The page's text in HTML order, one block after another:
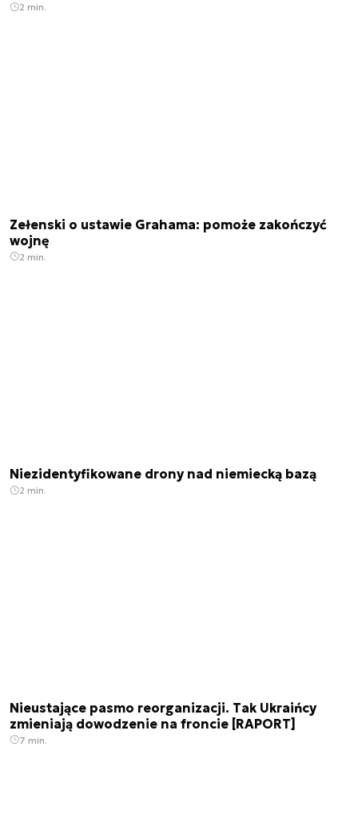
2 min.
Zełenski o ustawie Grahama: pomoże zakończyć
wojnę
2 min.
Niezidentyfikowane drony nad niemiecką bazą
2 min.
Nieustające pasmo reorganizacji. Tak Ukraińcy
zmieniają dowodzenie na froncie [RAPORT]
7 min.